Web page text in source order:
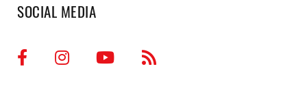
SOCIAL MEDIA